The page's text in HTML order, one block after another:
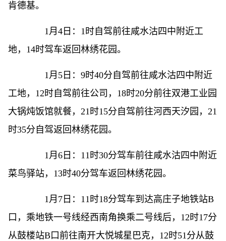
肯德基。
1月4日：1时自驾前往咸水沽四中附近工
地，14时驾车返回林绣花园。
1月5日：9时40分自驾前往咸水沽四中附近
工地，12时自驾前往公司，18时20分前往双港工业园
大锅炖饭馆就餐，21时15分自驾前往河西天汐园，21
时35分自驾返回林绣花园。
1月6日：11时30分驾车前往咸水沽四中附近
菜鸟驿站，13时40分驾车返回林绣花园。
1月7日：11时18分驾车到达高庄子地铁站B
口，乘地铁一号线经西南角换乘二号线后，12时17分
从鼓楼站B口前往南开大悦城星巴克，12时51分从鼓